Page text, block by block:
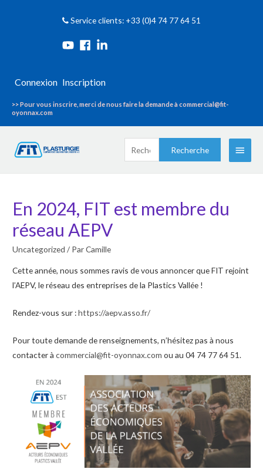
Service clients: +33 (0)4 74 77 64 51
Connexion Inscription
>> Pour vous inscrire, merci de nous faire la demande à commercial@fit-
oyonnax.com
Menu
pour :
Recherche
En 2024, FIT est membre du
réseau AEPV
Uncategorized / ParCamille
Cette année, nous sommes ravis de vous annoncer que FIT rejoint
l’AEPV, le réseau des entreprises de la Plastics Vallée !
Rendez-vous sur :https://aepv.asso.fr/
Pour toute demande de renseignements, n’hésitez pas à nous
contacter àcommercial@fit-oyonnax.com ou au 04 74 77 64 51.